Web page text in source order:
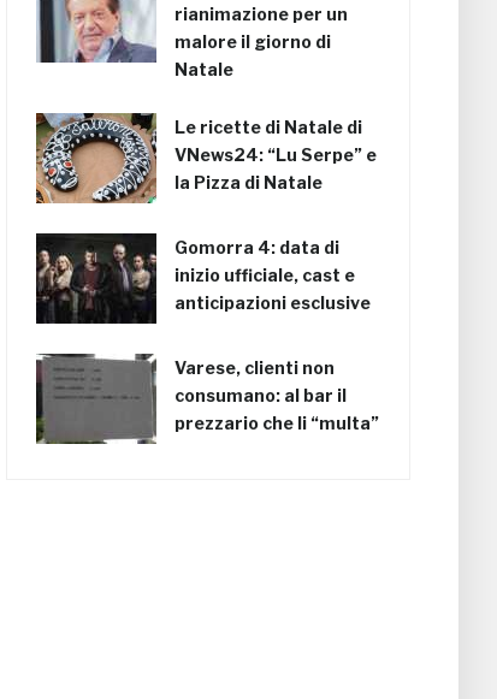
rianimazione per un
malore il giorno di
Natale
Le ricette di Natale di
VNews24: “Lu Serpe” e
la Pizza di Natale
Gomorra 4: data di
inizio ufficiale, cast e
anticipazioni esclusive
Varese, clienti non
consumano: al bar il
prezzario che li “multa”